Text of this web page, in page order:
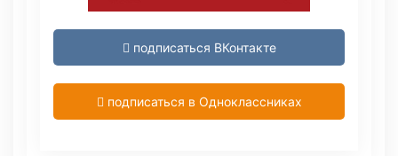
подписаться ВКонтакте
подписаться в Одноклассниках